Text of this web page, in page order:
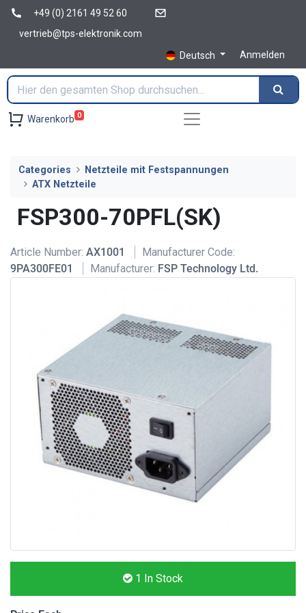
+49 (0) 2161 49 52 60
vertrieb@tps-elektronik.com
Deutsch
Anmelden
Warenkorb 0
Categories
Netzteile mit Festspannungen
ATX Netzteile
FSP300-70PFL(SK)
Article Number: AX1001
Manufacturer Code:
9PA300FE01
Manufacturer: FSP Technology Ltd.
1 In Stock